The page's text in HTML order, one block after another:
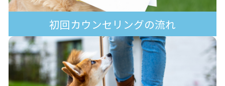
初回カウンセリングの流れ